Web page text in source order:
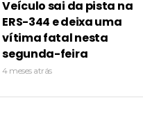
Veículo sai da pista na
ERS-344 e deixa uma
vítima fatal nesta
segunda-feira
4 meses atrás